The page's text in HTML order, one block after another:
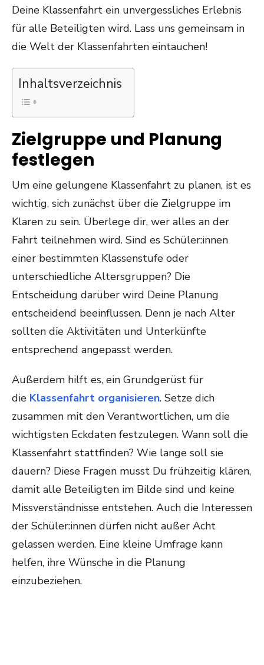
Deine Klassenfahrt ein unvergessliches Erlebnis
für alle Beteiligten wird. Lass uns gemeinsam in
die Welt der Klassenfahrten eintauchen!
Inhaltsverzeichnis
Zielgruppe und Planung
festlegen
Um eine gelungene Klassenfahrt zu planen, ist es
wichtig, sich zunächst über die Zielgruppe im
Klaren zu sein. Überlege dir, wer alles an der
Fahrt teilnehmen wird. Sind es Schüler:innen
einer bestimmten Klassenstufe oder
unterschiedliche Altersgruppen? Die
Entscheidung darüber wird Deine Planung
entscheidend beeinflussen. Denn je nach Alter
sollten die Aktivitäten und Unterkünfte
entsprechend angepasst werden.
Außerdem hilft es, ein Grundgerüst für
die Klassenfahrt organisieren. Setze dich
zusammen mit den Verantwortlichen, um die
wichtigsten Eckdaten festzulegen. Wann soll die
Klassenfahrt stattfinden? Wie lange soll sie
dauern? Diese Fragen musst Du frühzeitig klären,
damit alle Beteiligten im Bilde sind und keine
Missverständnisse entstehen. Auch die Interessen
der Schüler:innen dürfen nicht außer Acht
gelassen werden. Eine kleine Umfrage kann
helfen, ihre Wünsche in die Planung
einzubeziehen.